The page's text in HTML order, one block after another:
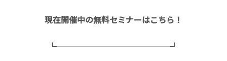
現在開催中の無料セミナーはこちら！
┗──────────────┛